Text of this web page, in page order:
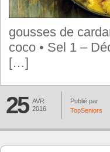
gousses de
coco • Sel 1 –
[…]
25 AVR
2016
Publié par
TopSeniors